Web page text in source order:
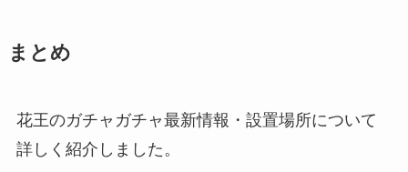
まとめ
花王のガチャガチャ最新情報・設置場所について
詳しく紹介しました。